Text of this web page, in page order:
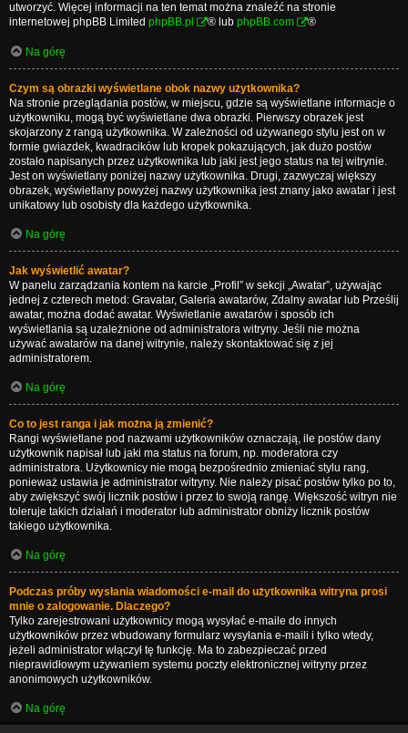
utworzyć. Więcej informacji na ten temat można znaleźć na stronie
internetowej phpBB Limited phpBB.pl ® lub phpBB.com ®
Na górę
Czym są obrazki wyświetlane obok nazwy użytkownika?
Na stronie przeglądania postów, w miejscu, gdzie są wyświetlane informacje o
użytkowniku, mogą być wyświetlane dwa obrazki. Pierwszy obrazek jest
skojarzony z rangą użytkownika. W zależności od używanego stylu jest on w
formie gwiazdek, kwadracików lub kropek pokazujących, jak dużo postów
zostało napisanych przez użytkownika lub jaki jest jego status na tej witrynie.
Jest on wyświetlany poniżej nazwy użytkownika. Drugi, zazwyczaj większy
obrazek, wyświetlany powyżej nazwy użytkownika jest znany jako awatar i jest
unikatowy lub osobisty dla każdego użytkownika.
Na górę
Jak wyświetlić awatar?
W panelu zarządzania kontem na karcie „Profil” w sekcji „Awatar”, używając
jednej z czterech metod: Gravatar, Galeria awatarów, Zdalny awatar lub Prześlij
awatar, można dodać awatar. Wyświetlanie awatarów i sposób ich
wyświetlania są uzależnione od administratora witryny. Jeśli nie można
używać awatarów na danej witrynie, należy skontaktować się z jej
administratorem.
Na górę
Co to jest ranga i jak można ją zmienić?
Rangi wyświetlane pod nazwami użytkowników oznaczają, ile postów dany
użytkownik napisał lub jaki ma status na forum, np. moderatora czy
administratora. Użytkownicy nie mogą bezpośrednio zmieniać stylu rang,
ponieważ ustawia je administrator witryny. Nie należy pisać postów tylko po to,
aby zwiększyć swój licznik postów i przez to swoją rangę. Większość witryn nie
toleruje takich działań i moderator lub administrator obniży licznik postów
takiego użytkownika.
Na górę
Podczas próby wysłania wiadomości e-mail do użytkownika witryna prosi
mnie o zalogowanie. Dlaczego?
Tylko zarejestrowani użytkownicy mogą wysyłać e-maile do innych
użytkowników przez wbudowany formularz wysyłania e-maili i tylko wtedy,
jeżeli administrator włączył tę funkcję. Ma to zabezpieczać przed
nieprawidłowym używaniem systemu poczty elektronicznej witryny przez
anonimowych użytkowników.
Na górę